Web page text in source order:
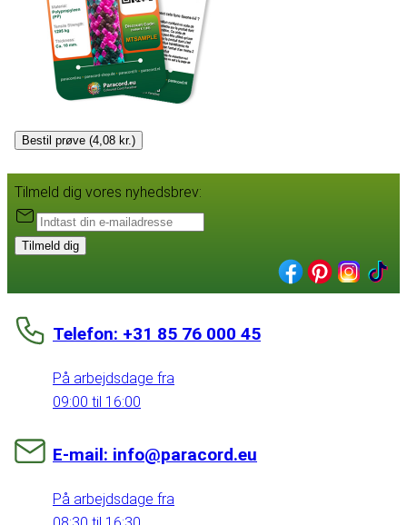
Bestil prøve (4,08 kr.)
Tilmeld dig vores nyhedsbrev:
Tilmeld dig
Telefon: +31 85 76 000 45
På arbejdsdage fra
09:00 til 16:00
E-mail: info@paracord.eu
På arbejdsdage fra